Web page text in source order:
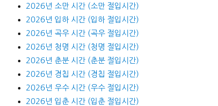
2026년 소만 시간 (소만 절입시간)
2026년 입하 시간 (입하 절입시간)
2026년 곡우 시간 (곡우 절입시간)
2026년 청명 시간 (청명 절입시간)
2026년 춘분 시간 (춘분 절입시간)
2026년 경칩 시간 (경칩 절입시간)
2026년 우수 시간 (우수 절입시간)
2026년 입춘 시간 (입춘 절입시간)